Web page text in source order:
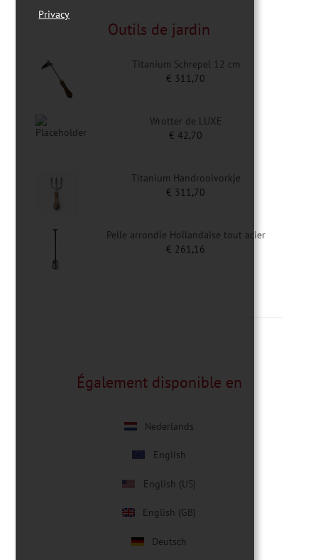
Outils de jardin
Titanium Schrepel 12 cm
€ 311,70
Wrotter de LUXE
€ 42,70
Titanium Handrooivorkje
€ 311,70
Pelle arrondie Hollandaise tout acier
€ 261,16
Également disponible en
Nederlands
English
English (US)
English (GB)
Deutsch
Privacy